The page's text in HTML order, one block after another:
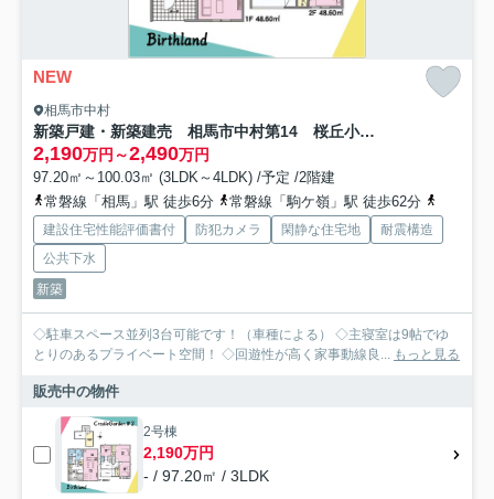
NEW
相馬市中村
新築戸建・新築建売 相馬市中村第14 桜丘小・中村第一中
2,190万円～2,490万円
97.20㎡～100.03㎡ (3LDK～4LDK) /予定 /2階建
常磐線「相馬」駅 徒歩6分
常磐線「駒ケ嶺」駅 徒歩62分
建設住宅性能評価書付 防犯カメラ 閑静な住宅地
耐震構造
公共下水
新築
◇駐車スペース並列3台可能です！（車種による） ◇主寝室は9帖でゆ
とりのあるプライベート空間！ ◇回遊性が高く家事動線良... もっと見る
販売中の物件
2号棟
2,190万円
- / 97.20㎡ / 3LDK